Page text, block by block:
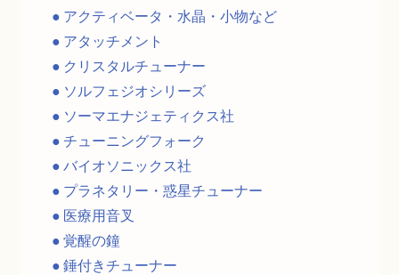
アクティベータ・水晶・小物など
アタッチメント
クリスタルチューナー
ソルフェジオシリーズ
ソーマエナジェティクス社
チューニングフォーク
バイオソニックス社
プラネタリー・惑星チューナー
医療用音叉
覚醒の鐘
錘付きチューナー